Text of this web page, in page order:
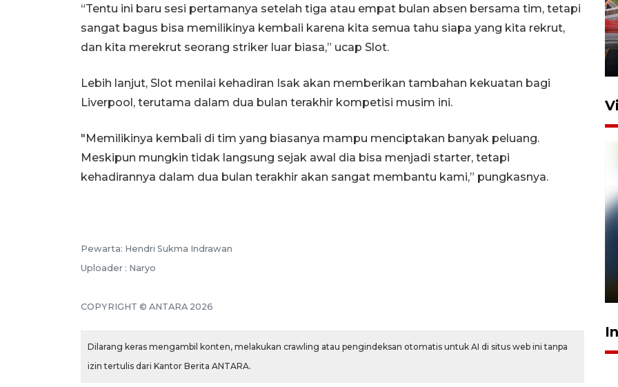
“Tentu ini baru sesi pertamanya setelah tiga atau empat bulan absen bersama tim, tetapi
sangat bagus bisa memilikinya kembali karena kita semua tahu siapa yang kita rekrut,
dan kita merekrut seorang striker luar biasa,” ucap Slot.
Lebih lanjut, Slot menilai kehadiran Isak akan memberikan tambahan kekuatan bagi
Liverpool, terutama dalam dua bulan terakhir kompetisi musim ini.
"Memilikinya kembali di tim yang biasanya mampu menciptakan banyak peluang.
Meskipun mungkin tidak langsung sejak awal dia bisa menjadi starter, tetapi
kehadirannya dalam dua bulan terakhir akan sangat membantu kami,” pungkasnya.
Pewarta: Hendri Sukma Indrawan
Uploader : Naryo
COPYRIGHT © ANTARA 2026
Dilarang keras mengambil konten, melakukan crawling atau pengindeksan otomatis untuk AI di situs web ini tanpa
izin tertulis dari Kantor Berita ANTARA.
Komisi V DPR tinjau
perlintasan sebidang di
Stasiun Bogor